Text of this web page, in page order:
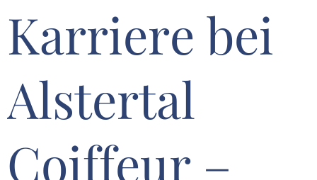
Karriere bei
Alstertal
Coiffeur –